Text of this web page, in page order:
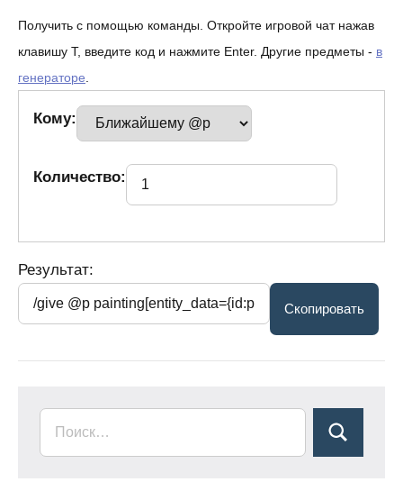
Получить с помощью команды. Откройте игровой чат нажав
клавишу T, введите код и нажмите Enter. Другие предметы - в
генераторе.
Кому:
Количество:
Результат: